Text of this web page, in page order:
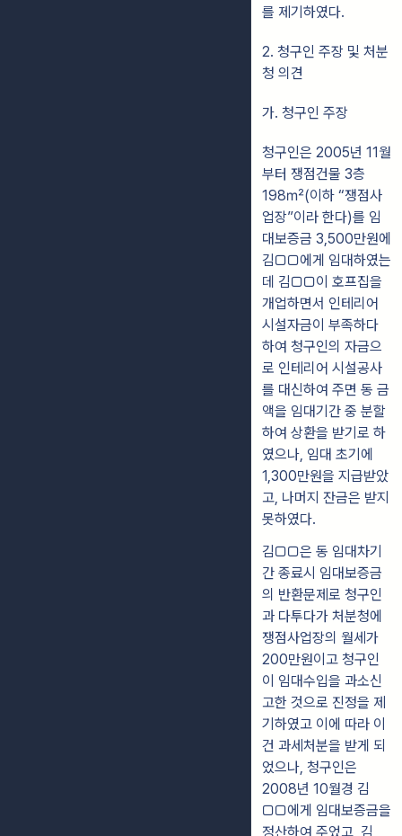
를 제기하였다.
2. 청구인 주장 및 처분
청 의견
가. 청구인 주장
청구인은 2005년 11월
부터 쟁점건물 3층
198㎡(이하 “쟁점사
업장”이라 한다)를 임
대보증금 3,500만원에
김□□에게 임대하였는
데 김□□이 호프집을
개업하면서 인테리어
시설자금이 부족하다
하여 청구인의 자금으
로 인테리어 시설공사
를 대신하여 주면 동 금
액을 임대기간 중 분할
하여 상환을 받기로 하
였으나, 임대 초기에
1,300만원을 지급받았
고, 나머지 잔금은 받지
못하였다.
김□□은 동 임대차기
간 종료시 임대보증금
의 반환문제로 청구인
과 다투다가 처분청에
쟁점사업장의 월세가
200만원이고 청구인
이 임대수입을 과소신
고한 것으로 진정을 제
기하였고 이에 따라 이
건 과세처분을 받게 되
었으나, 청구인은
2008년 10월경 김
□□에게 임대보증금을
정산하여 주었고, 김